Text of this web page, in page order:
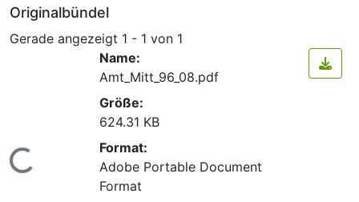
Originalbündel
Gerade angezeigt 1 - 1 von 1
Lade...
Name:
Amt_Mitt_96_08.pdf
Größe:
624.31 KB
Format:
Adobe Portable Document
Format